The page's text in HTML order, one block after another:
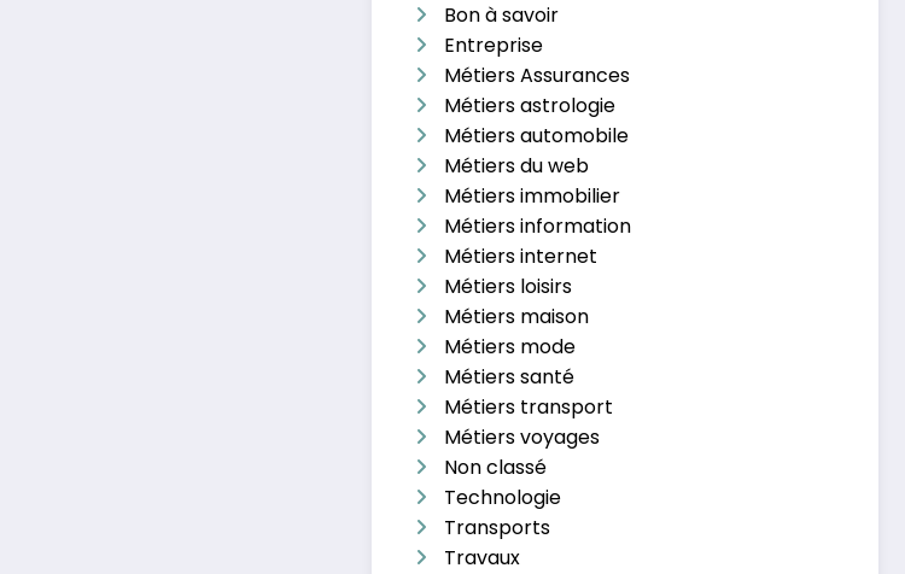
Bon à savoir
Entreprise
Métiers Assurances
Métiers astrologie
Métiers automobile
Métiers du web
Métiers immobilier
Métiers information
Métiers internet
Métiers loisirs
Métiers maison
Métiers mode
Métiers santé
Métiers transport
Métiers voyages
Non classé
Technologie
Transports
Travaux